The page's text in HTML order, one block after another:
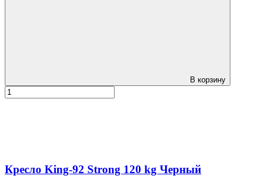
В корзину
Кресло King-92 Strong 120 kg Черный